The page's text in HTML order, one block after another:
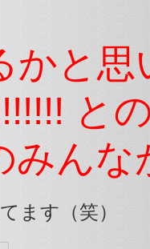
かと
と
みん
ます（笑）